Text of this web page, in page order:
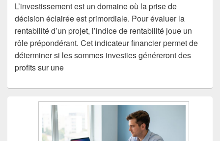
L’investissement est un domaine où la prise de
décision éclairée est primordiale. Pour évaluer la
rentabilité d’un projet, l’indice de rentabilité joue un
rôle prépondérant. Cet indicateur financier permet de
déterminer si les sommes investies généreront des
profits sur une